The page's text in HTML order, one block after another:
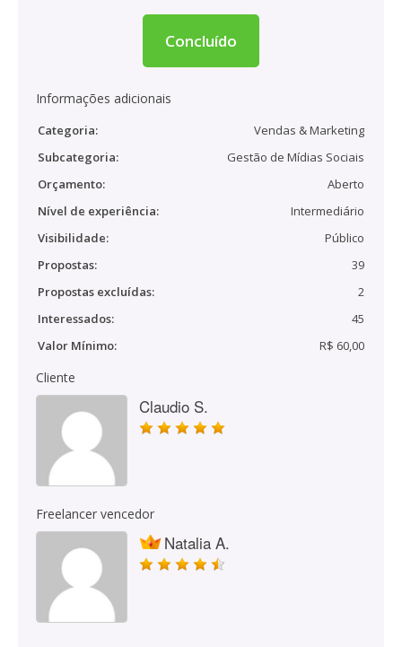
Concluído
Informações adicionais
Categoria:
Vendas & Marketing
Subcategoria:
Gestão de Mídias Sociais
Orçamento:
Aberto
Nível de experiência:
Intermediário
Visibilidade:
Público
Propostas:
39
Propostas excluídas:
2
Interessados:
45
Valor Mínimo:
R$ 60,00
Cliente
Claudio S.
Freelancer vencedor
Natalia A.